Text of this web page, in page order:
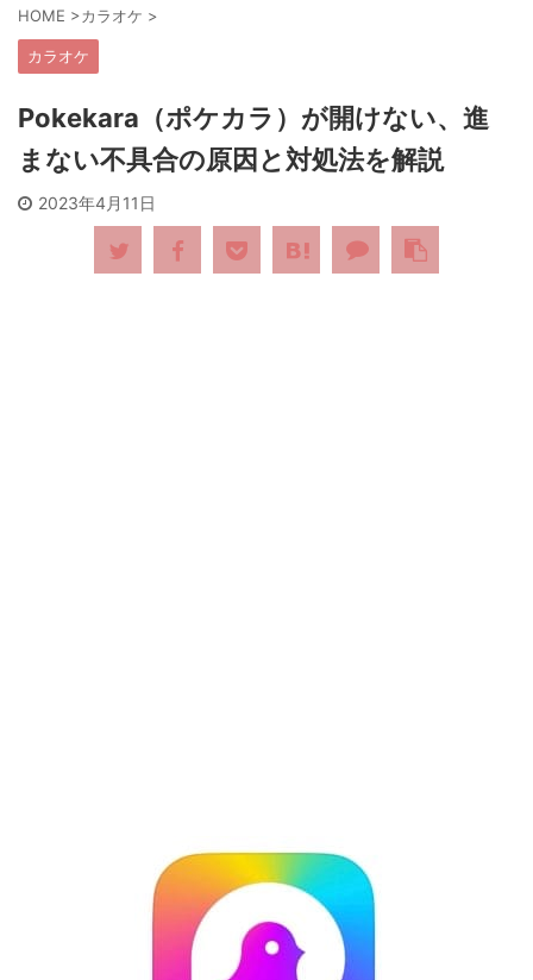
HOME >カラオケ >
カラオケ
Pokekara（ポケカラ）が開けない、進
まない不具合の原因と対処法を解説
2023年4月11日